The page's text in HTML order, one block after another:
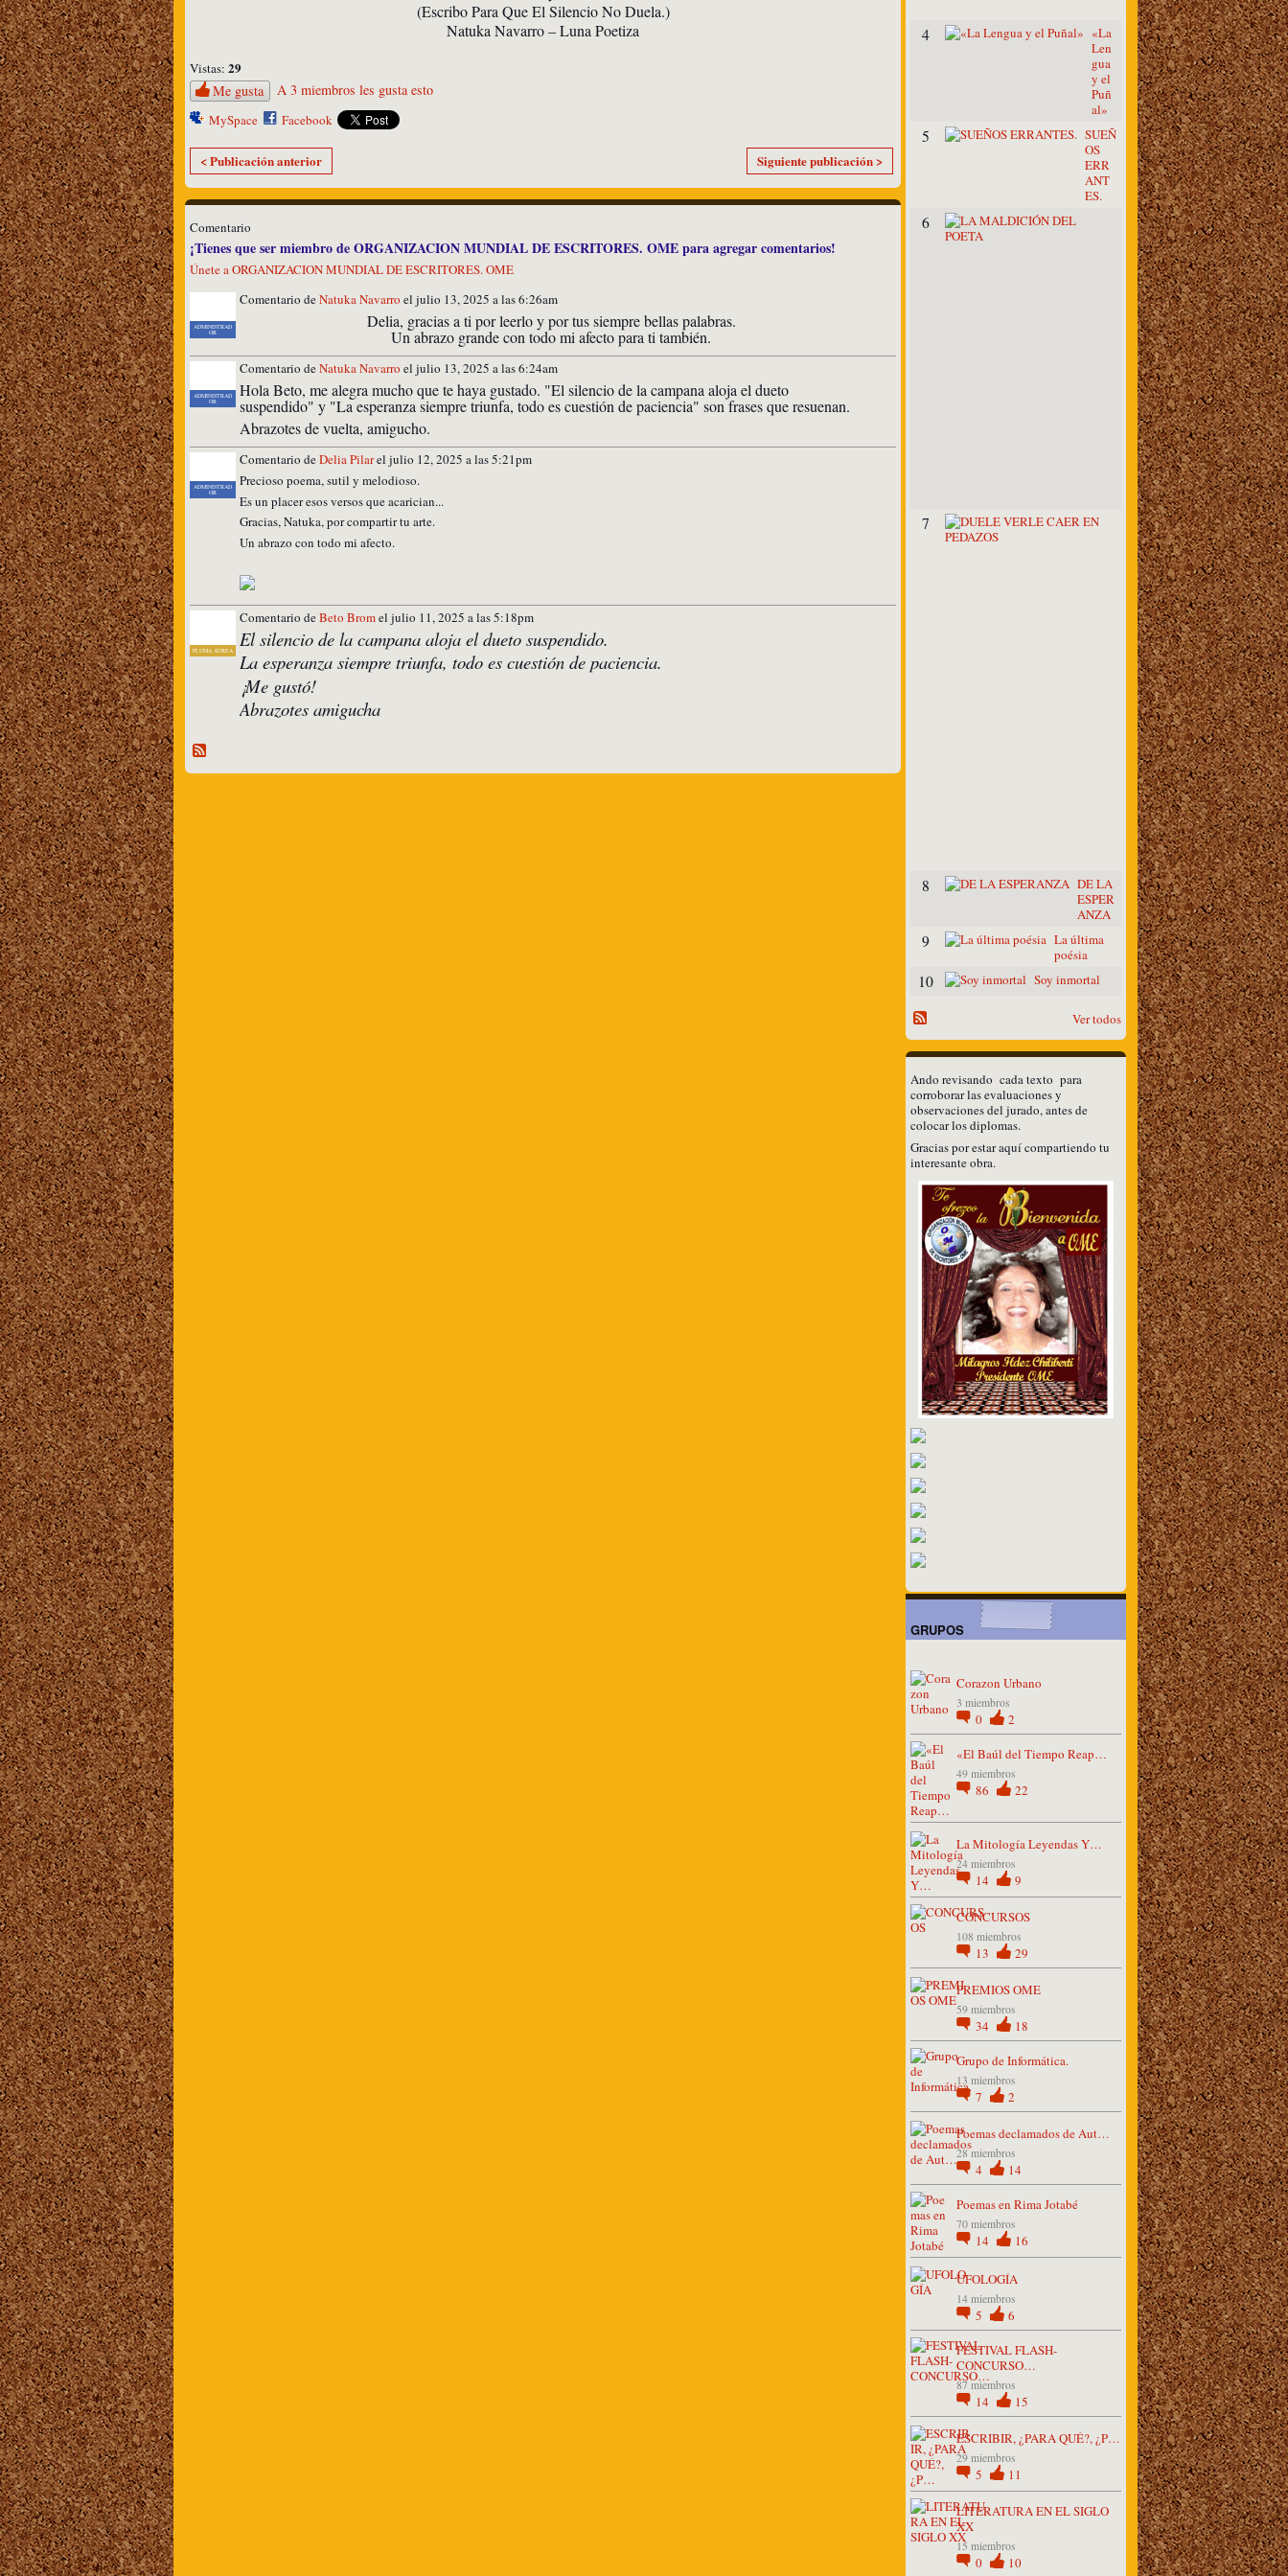
(Escribo Para Que El Silencio No Duela.)
Natuka Navarro – Luna Poetiza
Vistas: 29
Me gusta
A 3 miembros les gusta esto
MySpace Facebook
< Publicación anterior Siguiente publicación >
Comentario
¡Tienes que ser miembro de ORGANIZACION MUNDIAL DE ESCRITORES. OME para agregar comentarios!
Únete a ORGANIZACION MUNDIAL DE ESCRITORES. OME
ADMINISTRAD
OR
Comentario deNatuka Navarro el julio 13, 2025 a las 6:26am
Delia, gracias a ti por leerlo y por tus siempre bellas palabras.
Un abrazo grande con todo mi afecto para ti también.
ADMINISTRAD
OR
Comentario deNatuka Navarro el julio 13, 2025 a las 6:24am
Hola Beto, me alegra mucho que te haya gustado. "El silencio de la campana aloja el dueto
suspendido" y "La esperanza siempre triunfa, todo es cuestión de paciencia" son frases que resuenan.
Abrazotes de vuelta, amigucho.
ADMINISTRAD
OR
Comentario deDelia Pilarel julio 12, 2025 a las 5:21pm
Precioso poema, sutil y melodioso.
Es un placer esos versos que acarician...
Gracias, Natuka, por compartir tu arte.
Un abrazo con todo mi afecto.
PLUMA ÁUREA
Comentario deBeto Bromel julio 11, 2025 a las 5:18pm
El silencio de la campana aloja el dueto suspendido.
La esperanza siempre triunfa, todo es cuestión de paciencia.
¡Me gustó!
Abrazotes amigucha
4
«La
Len
gua
y el
Puñ
al»
5
SUEÑ
OS
ERR
ANT
ES.
6
7
8
DE LA
ESPER
ANZA
9
La última
poésia
10 Soy inmortal
Ver todos
Ando revisando cada texto para
corroborar las evaluaciones y
observaciones del jurado, antes de
colocar los diplomas.
Gracias por estar aquí compartiendo tu
interesante obra.
GRUPOS
Corazon Urbano
3 miembros
0
2
«El Baúl del Tiempo Reap…
49 miembros
86 22
La Mitología Leyendas Y…
24 miembros
14 9
CONCURSOS
108 miembros
13 29
PREMIOS OME
59 miembros
34
18
Grupo de Informática.
13 miembros
7 2
Poemas declamados de Aut…
28 miembros
4
14
Poemas en Rima Jotabé
70 miembros
14 16
UFOLOGÍA
14 miembros
5
6
FESTIVAL FLASH-
CONCURSO…
87 miembros
14 15
ESCRIBIR, ¿PARA QUÉ?, ¿P…
29 miembros
5 11
LITERATURA EN EL SIGLO
XX
15 miembros
0 10